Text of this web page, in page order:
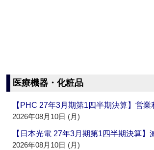
医療機器・化粧品
【PHC 27年3月期第1四半期決算】営業
2026年08月10日 (月)
【日本光電 27年3月期第1四半期決算】
2026年08月10日 (月)